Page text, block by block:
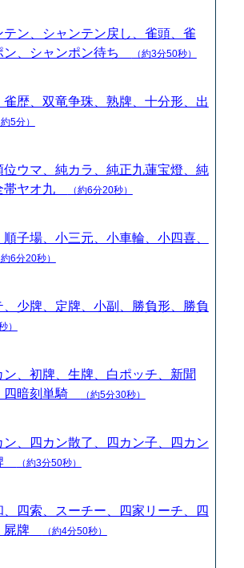
テン、シャンテン戻し、雀頭、雀
ン、シャンポン待ち
（約3分50秒）
雀歴、双竜争珠、熟牌、十分形、出
約5分）
位ウマ、純カラ、純正九蓮宝燈、純
帯ヤオ九
（約6分20秒）
順子場、小三元、小車輪、小四喜、
約6分20秒）
、少牌、定牌、小副、勝負形、勝負
）
ン、初牌、生牌、白ポッチ、新聞
四暗刻単騎
（約5分30秒）
ン、四カン散了、四カン子、四カン
（約3分50秒）
、四索、スーチー、四家リーチ、四
屍牌
（約4分50秒）